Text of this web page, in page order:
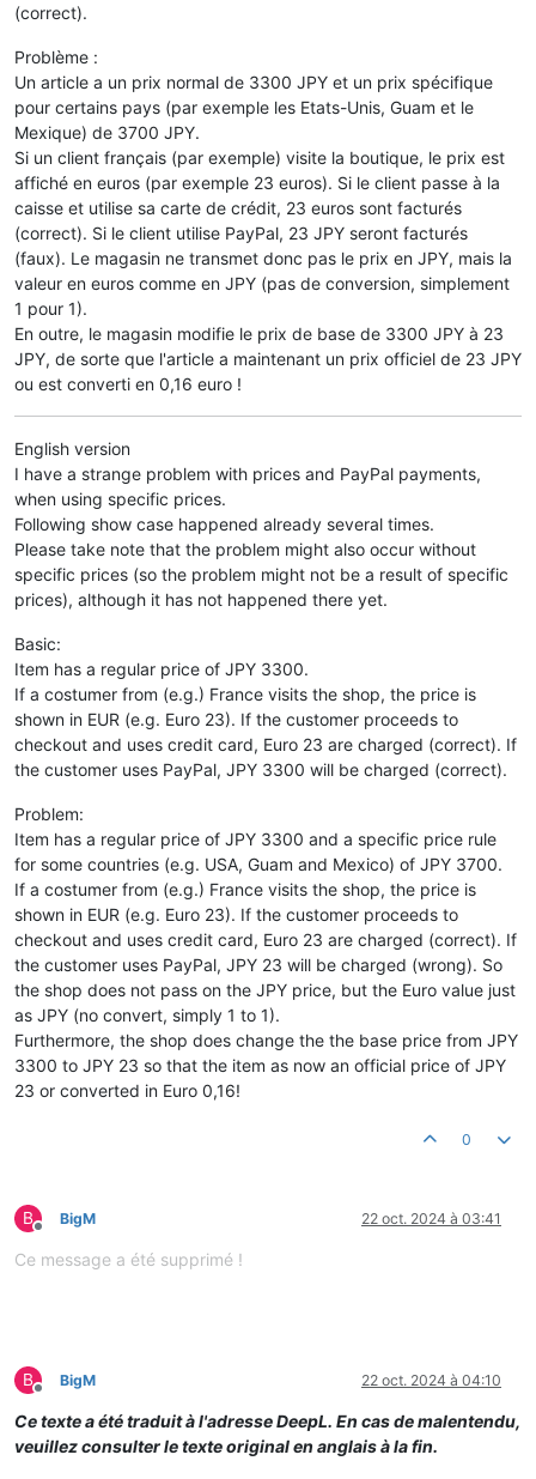
(correct).
Problème :
Un article a un prix normal de 3300 JPY et un prix spécifique
pour certains pays (par exemple les Etats-Unis, Guam et le
Mexique) de 3700 JPY.
Si un client français (par exemple) visite la boutique, le prix est
affiché en euros (par exemple 23 euros). Si le client passe à la
caisse et utilise sa carte de crédit, 23 euros sont facturés
(correct). Si le client utilise PayPal, 23 JPY seront facturés
(faux). Le magasin ne transmet donc pas le prix en JPY, mais la
valeur en euros comme en JPY (pas de conversion, simplement
1 pour 1).
En outre, le magasin modifie le prix de base de 3300 JPY à 23
JPY, de sorte que l'article a maintenant un prix officiel de 23 JPY
ou est converti en 0,16 euro !
English version
I have a strange problem with prices and PayPal payments,
when using specific prices.
Following show case happened already several times.
Please take note that the problem might also occur without
specific prices (so the problem might not be a result of specific
prices), although it has not happened there yet.
Basic:
Item has a regular price of JPY 3300.
If a costumer from (e.g.) France visits the shop, the price is
shown in EUR (e.g. Euro 23). If the customer proceeds to
checkout and uses credit card, Euro 23 are charged (correct). If
the customer uses PayPal, JPY 3300 will be charged (correct).
Problem:
Item has a regular price of JPY 3300 and a specific price rule
for some countries (e.g. USA, Guam and Mexico) of JPY 3700.
If a costumer from (e.g.) France visits the shop, the price is
shown in EUR (e.g. Euro 23). If the customer proceeds to
checkout and uses credit card, Euro 23 are charged (correct). If
the customer uses PayPal, JPY 23 will be charged (wrong). So
the shop does not pass on the JPY price, but the Euro value just
as JPY (no convert, simply 1 to 1).
Furthermore, the shop does change the the base price from JPY
3300 to JPY 23 so that the item as now an official price of JPY
23 or converted in Euro 0,16!
0
B
Hors-ligne
BigM 22 oct. 2024 à 03:41
Ce message a été supprimé !
B
Hors-ligne
BigM 22 oct. 2024 à 04:10
Ce texte a été traduit à l'adresse DeepL. En cas de malentendu,
veuillez consulter le texte original en anglais à la fin.